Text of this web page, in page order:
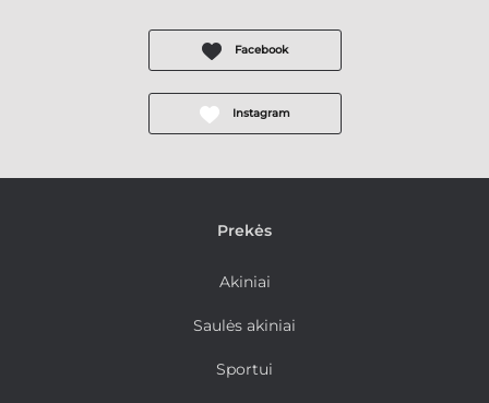
Facebook
Instagram
Prekės
Akiniai
Saulės akiniai
Sportui